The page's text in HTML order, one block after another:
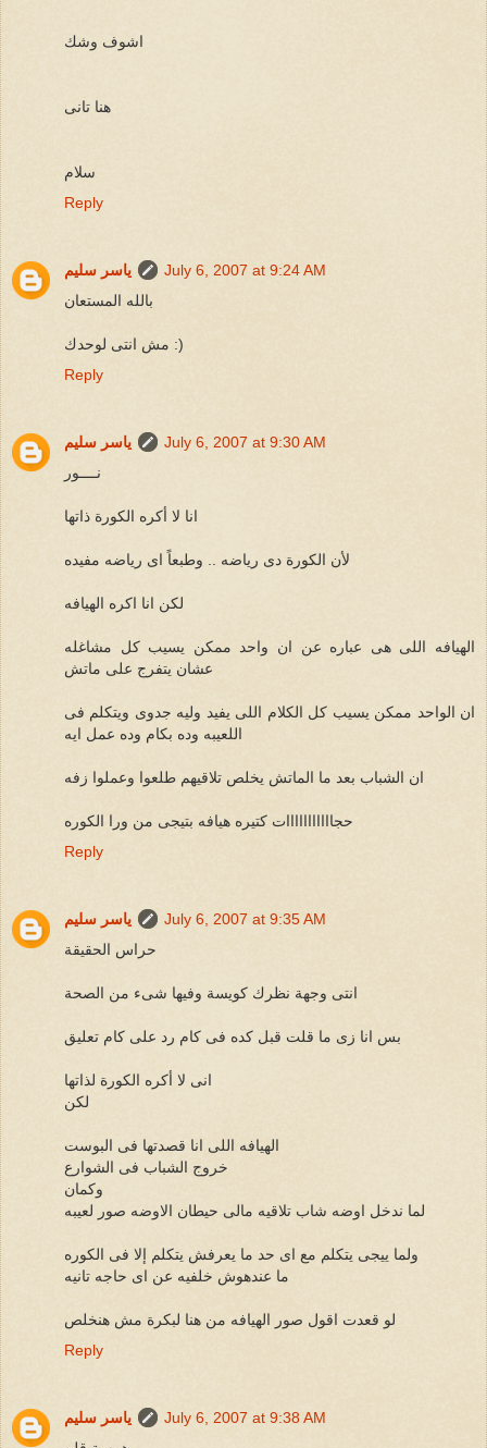
اشوف وشك
هنا تانى
سلام
Reply
ياسر سليم
July 6, 2007 at 9:24 AM
بالله المستعان
مش انتى لوحدك :)
Reply
ياسر سليم
July 6, 2007 at 9:30 AM
نــــور
انا لا أكره الكورة ذاتها
لأن الكورة دى رياضه .. وطبعاً اى رياضه مفيده
لكن انا اكره الهيافه
الهيافه اللى هى عباره عن ان واحد ممكن يسيب كل مشاغله
عشان يتفرج على ماتش
ان الواحد ممكن يسيب كل الكلام اللى يفيد وليه جدوى ويتكلم فى
اللعيبه وده بكام وده عمل ايه
ان الشباب بعد ما الماتش يخلص تلاقيهم طلعوا وعملوا زفه
حجااااااااااات كتيره هيافه بتيجى من ورا الكوره
Reply
ياسر سليم
July 6, 2007 at 9:35 AM
حراس الحقيقة
انتى وجهة نظرك كويسة وفيها شىء من الصحة
بس انا زى ما قلت قبل كده فى كام رد على كام تعليق
انى لا أكره الكورة لذاتها
لكن
الهيافه اللى انا قصدتها فى البوست
خروج الشباب فى الشوارع
وكمان
لما ندخل اوضه شاب تلاقيه مالى حيطان الاوضه صور لعيبه
ولما ييجى يتكلم مع اى حد ما يعرفش يتكلم إلا فى الكوره
ما عندهوش خلفيه عن اى حاجه تانيه
لو قعدت اقول صور الهيافه من هنا لبكرة مش هنخلص
Reply
ياسر سليم
July 6, 2007 at 9:38 AM